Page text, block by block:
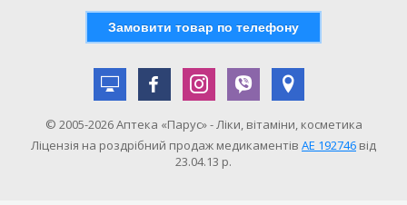
Замовити товар по телефону
© 2005-2026 Аптека «Парус» - Ліки, вітаміни, косметика
Ліцензія на роздрібний продаж медикаментів АE 192746 від
23.04.13 р.